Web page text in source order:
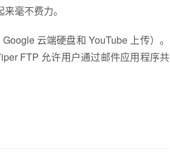
毫不费力。
云端硬盘和 YouTube 上传）。
FTP 允许用户通过邮件应用程序共